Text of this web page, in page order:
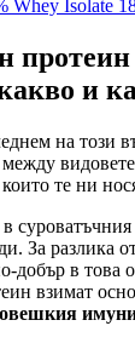
и
на този
те ни
За разлика
добър в това
взимат